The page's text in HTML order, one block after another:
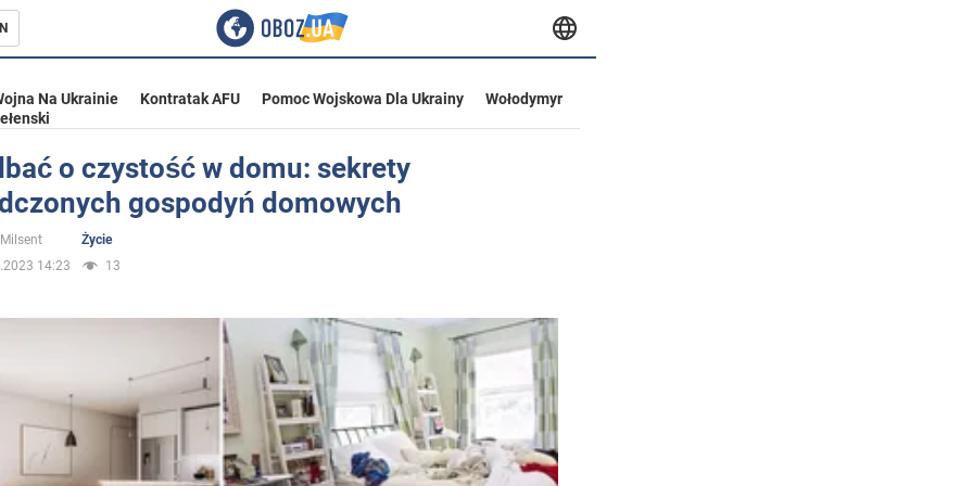
Ukrainie
Na Ukrainie Kontratak AFU Pomoc Wojskowa Dla Ukrainy
Wołodymyr
o czystość w domu: sekrety
gospodyń domowych
Życie
14:23
13